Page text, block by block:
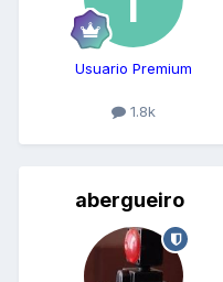
Usuario Premium
1.8k
abergueiro